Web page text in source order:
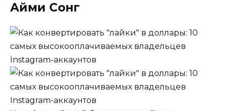
Айми Сонг